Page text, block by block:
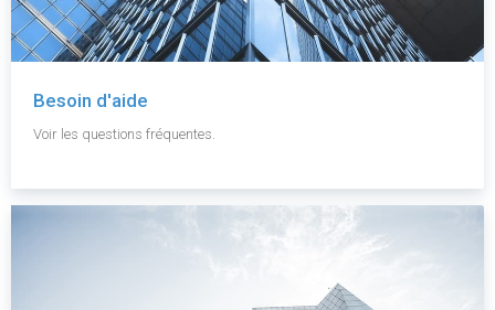
Besoin d'aide
Voir les questions fréquentes.